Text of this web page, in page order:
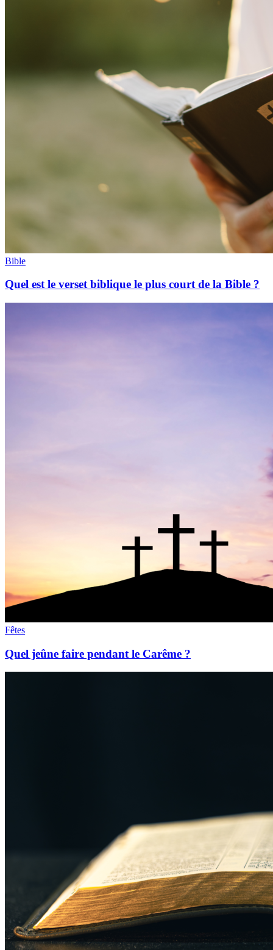
Bible
Quel est le verset biblique le plus court de la Bible ?
Fêtes
Quel jeûne faire pendant le Carême ?